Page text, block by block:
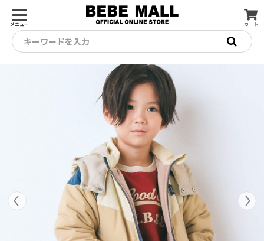
メニュー カート
キーワードを入力